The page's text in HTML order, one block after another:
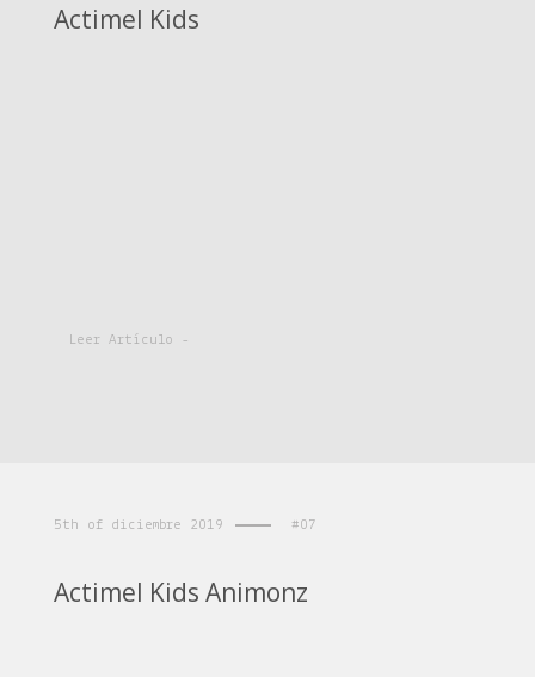
Actimel Kids
Leer Artículo -
5th of diciembre 2019 #07
Actimel Kids Animonz